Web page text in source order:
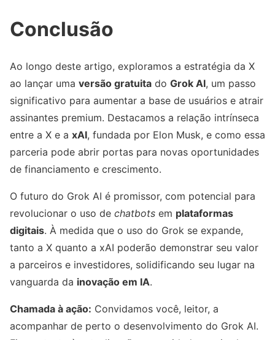
Conclusão
Ao longo deste artigo, exploramos a estratégia da X
ao lançar uma versão gratuita do Grok AI, um passo
significativo para aumentar a base de usuários e atrair
assinantes premium. Destacamos a relação intrínseca
entre a X e a xAI, fundada por Elon Musk, e como essa
parceria pode abrir portas para novas oportunidades
de financiamento e crescimento.
O futuro do Grok AI é promissor, com potencial para
revolucionar o uso de chatbots em plataformas
digitais. À medida que o uso do Grok se expande,
tanto a X quanto a xAI poderão demonstrar seu valor
a parceiros e investidores, solidificando seu lugar na
vanguarda da inovação em IA.
Chamada à ação: Convidamos você, leitor, a
acompanhar de perto o desenvolvimento do Grok AI.